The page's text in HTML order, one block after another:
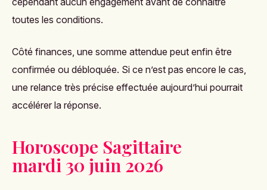
toutes les conditions.
Côté finances, une somme attendue peut enfin être
confirmée ou débloquée. Si ce n’est pas encore le cas,
une relance très précise effectuée aujourd’hui pourrait
accélérer la réponse.
Horoscope Sagittaire
mardi 30 juin 2026